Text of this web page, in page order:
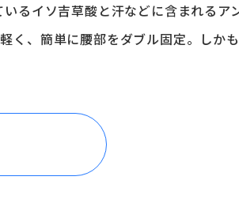
るイソ吉草酸と汗などに含まれるア
、簡単に腰部をダブル固定。しか